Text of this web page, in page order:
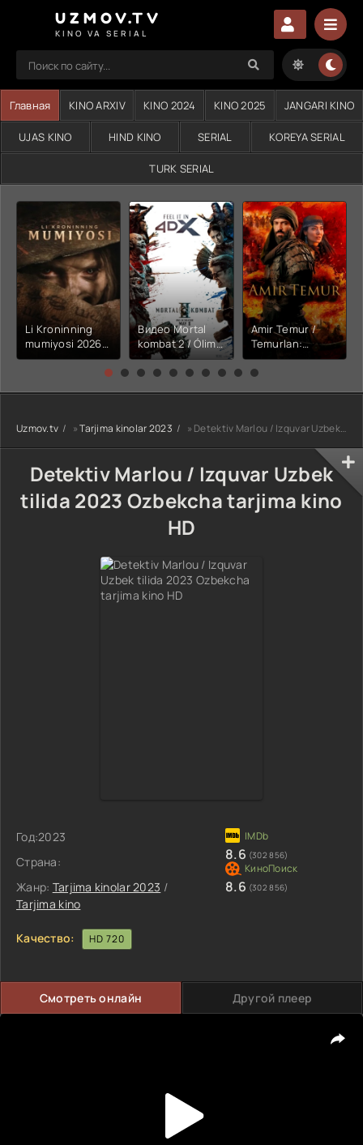
UZMOV.TV
KINO VA SERIAL
Главная KINO ARXIV KINO 2024 KINO 2025 JANGARI KINO
UJAS KINO HIND KINO SERIAL KOREYA SERIAL
TURK SERIAL
Li Kroninning
mumiyosi 2026
(uzbek tilida
kino) tarjima HD
Видео Mortal
kombat 2 / Ólim
jangi 2 (2026)
Uzbek tilida
Amir Temur /
Temurlan:
Fathchining
yuksalishi
tarjima kino Full
HD tas-ix
Uzmov.tv »Tarjima kinolar 2023 » Detektiv Marlou / Izquvar Uzbek tilida 2023 Ozbekcha tarjima kino HD
Detektiv Marlou / Izquvar Uzbek
tilida 2023 Ozbekcha tarjima kino
HD
Год:2023
Страна:
Жанр: Tarjima kinolar 2023 /
Tarjima kino
8.6 (302 856)
8.6 (302 856)
Качество: HD 720
Смотреть онлайн Другой плеер